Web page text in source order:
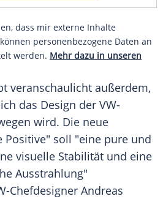
dass mir externe Inhalte
personenbezogene Daten an
werden. Mehr dazu in unseren
veranschaulicht außerdem,
das Design der VW-
wird. Die neue
Positive" soll "eine pure und
visuelle Stabilität und eine
Ausstrahlung"
Chefdesigner Andreas